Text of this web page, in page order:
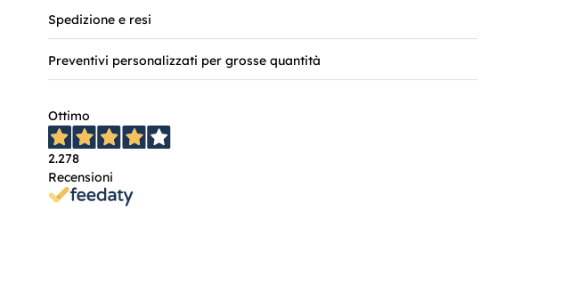
Spedizione e resi
Preventivi personalizzati per grosse quantità
Ottimo
2.278
Recensioni